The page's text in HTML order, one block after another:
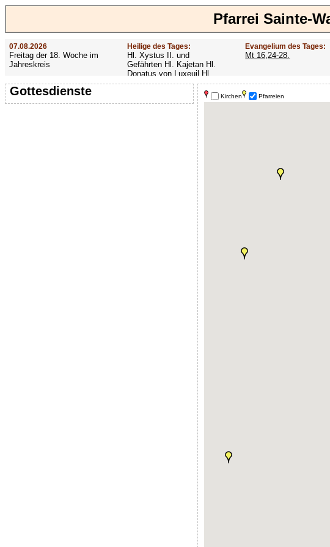
Pfarrei Sainte-
07.08.2026
Freitag der 18. Woche im
Jahreskreis
Heilige des Tages:
Hl. Xystus II. und
Gefährten Hl. Kajetan Hl.
Donatus von Luxeuil Hl.
Afra
Evangelium des Tages:
Mt 16,24-28.
Gottesdienste Kirchen Pfarreien